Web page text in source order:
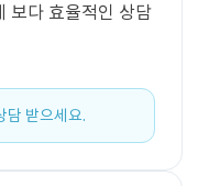
보다 효율적인 상담
담 받으세요.